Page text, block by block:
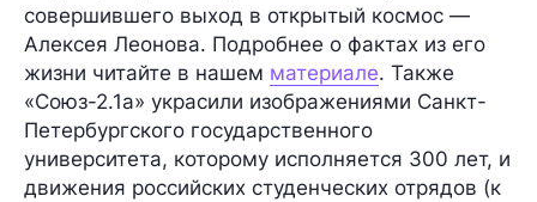
совершившего выход в открытый космос —
Алексея Леонова. Подробнее о фактах из его
жизни читайте в нашем материале. Также
«Союз-2.1а» украсили изображениями Санкт-
Петербургского государственного
университета, которому исполняется 300 лет, и
движения российских студенческих отрядов (к